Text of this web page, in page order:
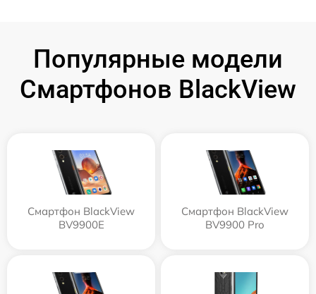
Популярные модели
Смартфонов BlackView
Смартфон BlackView
BV9900E
Смартфон BlackView
BV9900 Pro